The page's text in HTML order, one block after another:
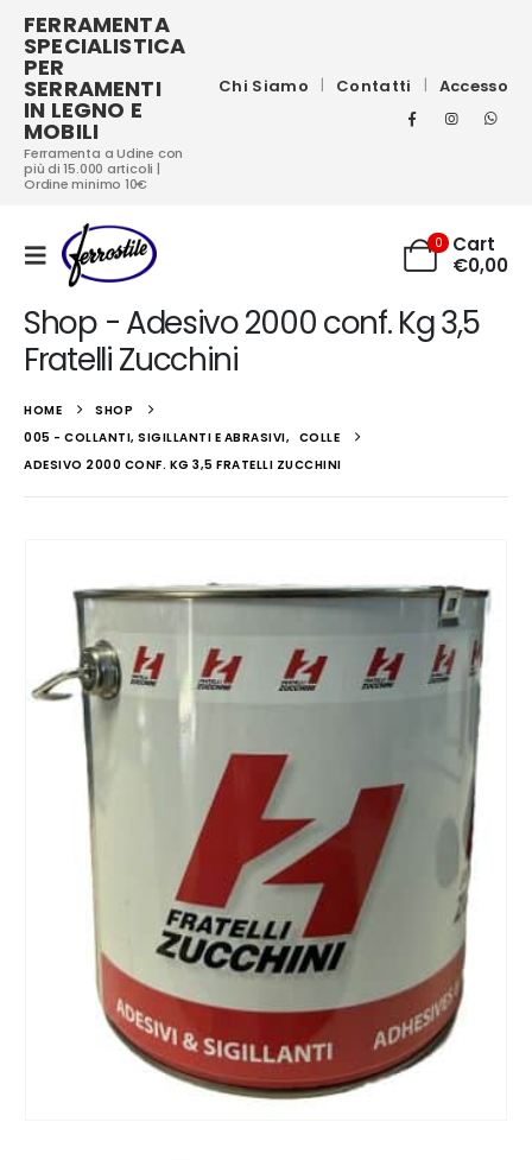
FERRAMENTA
SPECIALISTICA
PER
SERRAMENTI
IN LEGNO E
MOBILI
Ferramenta a Udine con
più di 15.000 articoli |
Ordine minimo 10€
Chi Siamo Contatti Accesso
0
Cart
€0,00
Shop - Adesivo 2000 conf. Kg 3,5
Fratelli Zucchini
HOME
SHOP
005 - COLLANTI, SIGILLANTI E ABRASIVI, COLLE
ADESIVO 2000 CONF. KG 3,5 FRATELLI ZUCCHINI